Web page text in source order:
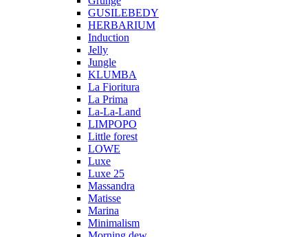
GUSILEBEDY
HERBARIUM
Induction
Jelly
Jungle
KLUMBA
La Fioritura
La Prima
La-La-Land
LIMPOPO
Little forest
LOWE
Luxe
Luxe 25
Massandra
Matisse
Marina
Minimalism